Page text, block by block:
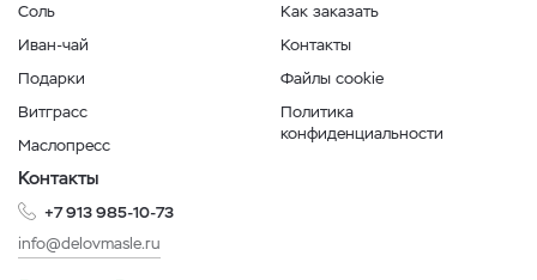
Соль
Иван-чай
Подарки
Витграсс
Маслопресс
Как заказать
Контакты
Файлы cookie
Политика
конфиденциальности
Контакты
+7 913 985-10-73
info@delovmasle.ru